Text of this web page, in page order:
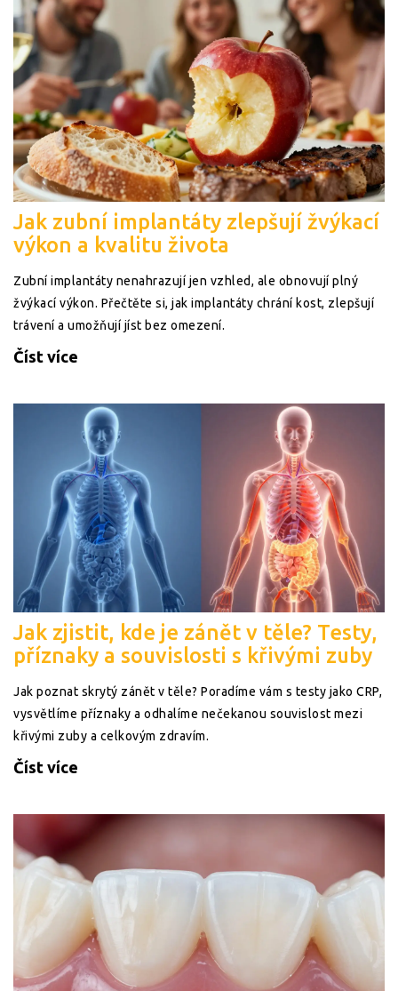
Jak zubní implantáty zlepšují žvýkací
výkon a kvalitu života
Zubní implantáty nenahrazují jen vzhled, ale obnovují plný
žvýkací výkon. Přečtěte si, jak implantáty chrání kost, zlepšují
trávení a umožňují jíst bez omezení.
Číst více
Jak zjistit, kde je zánět v těle? Testy,
příznaky a souvislosti s křivými zuby
Jak poznat skrytý zánět v těle? Poradíme vám s testy jako CRP,
vysvětlíme příznaky a odhalíme nečekanou souvislost mezi
křivými zuby a celkovým zdravím.
Číst více